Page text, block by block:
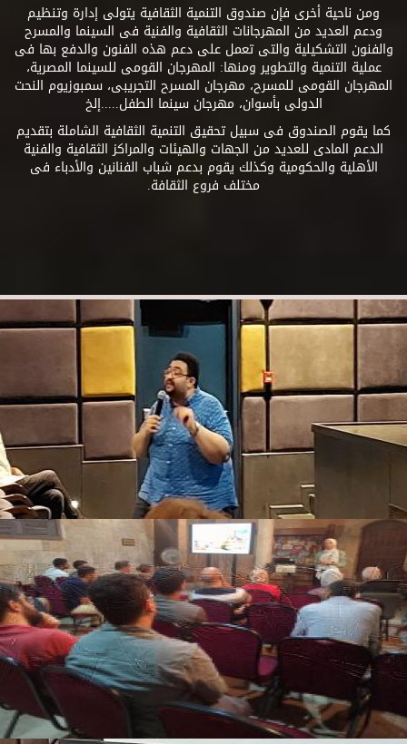
ومن ناحية أخرى فإن صندوق التنمية الثقافية يتولى إدارة وتنظيم
ودعم العديد من المهرجانات الثقافية والفنية فى السينما والمسرح
والفنون التشكيلية والتى تعمل على دعم هذه الفنون والدفع بها فى
عملية التنمية والتطوير ومنها: المهرجان القومى للسينما المصرية،
المهرجان القومى للمسرح، مهرجان المسرح التجريبى، سمبوزيوم النحت
الدولى بأسوان، مهرجان سينما الطفل.....إلخ
كما يقوم الصندوق فى سبيل تحقيق التنمية الثقافية الشاملة بتقديم
الدعم المادى للعديد من الجهات والهيئات والمراكز الثقافية والفنية
الأهلية والحكومية وكذلك يقوم بدعم شباب الفنانين والأدباء فى
مختلف فروع الثقافة.